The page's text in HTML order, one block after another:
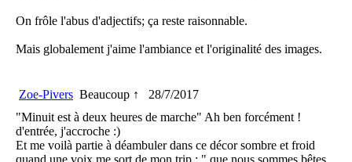
On frôle l'abus d'adjectifs; ça reste raisonnable.
Mais globalement j'aime l'ambiance et l'originalité des images.
Zoe-Pivers Beaucoup ↑
28/7/2017
"Minuit est à deux heures de marche" Ah ben forcément !
d'entrée, j'accroche :)
Et me voilà partie à déambuler dans ce décor sombre et froid
quand une voix me sort de mon trip : " que nous sommes bêtes